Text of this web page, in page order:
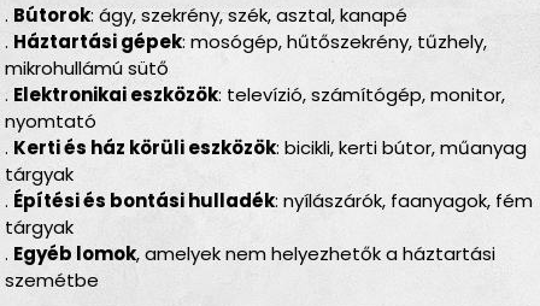
. Bútorok: ágy, szekrény, szék, asztal, kanapé
. Háztartási gépek: mosógép, hűtőszekrény, tűzhely,
mikrohullámú sütő
. Elektronikai eszközök: televízió, számítógép, monitor,
nyomtató
. Kerti és ház körüli eszközök: bicikli, kerti bútor, műanyag
tárgyak
. Építési és bontási hulladék: nyílászárók, faanyagok, fém
tárgyak
. Egyéb lomok, amelyek nem helyezhetők a háztartási
szemétbe